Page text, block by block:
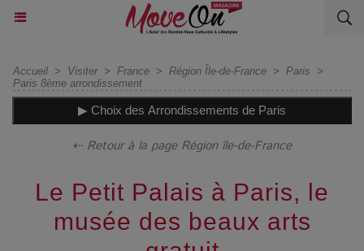
Accueil > Visiter > France > Région Île-de-France > Paris
>
Paris 8ème arrondissement
▶ Choix des Arrondissements de Paris
⇠ Retour à la page Région île-de-France
Le Petit Palais à Paris, le
musée des beaux arts